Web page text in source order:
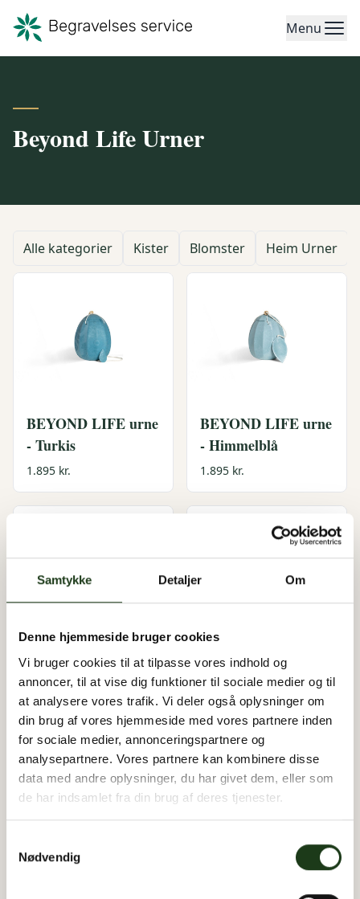
Samtykke Detaljer Om
Denne hjemmeside bruger cookies
Vi bruger cookies til at tilpasse vores indhold og
annoncer, til at vise dig funktioner til sociale medier og til
at analysere vores trafik. Vi deler også oplysninger om
din brug af vores hjemmeside med vores partnere inden
for sociale medier, annonceringspartnere og
analysepartnere. Vores partnere kan kombinere disse
data med andre oplysninger, du har givet dem, eller som
de har indsamlet fra din brug af deres tjenester.
Nødvendig
Menu
Beyond Life Urner
Alle kategorier Kister Blomster Heim Urner
BEYOND LIFE urne
- Turkis
1.895 kr.
BEYOND LIFE urne
- Himmelblå
1.895 kr.
BEYOND LIFE urne
- Rosa
1.895 kr.
BEYOND LIFE urne
- Hvid
1.895 kr.